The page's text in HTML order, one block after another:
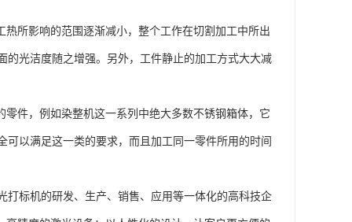
所影响的范围逐渐减小，整个工作在切割加工中所出
光洁度随之增强。另外，工件静止的加工方式大大减
件，例如染整机这一系列中绝大多数不锈钢箱体，它
以满足这一类的要求，而且加工同一零件所用的时间
标机的研发、生产、销售、应用等一体化的高科技企